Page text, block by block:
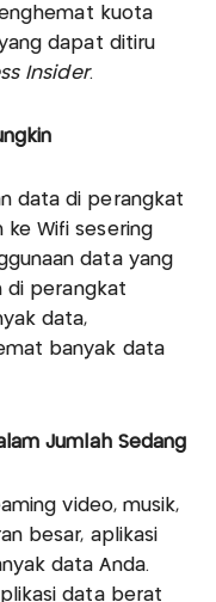
kuota
dapat ditiru
Insider.
data di perangkat
ke Wifi sesering
data yang
di perangkat
data,
banyak data
Jumlah Sedang
video, musik,
besar, aplikasi
data Anda.
data berat